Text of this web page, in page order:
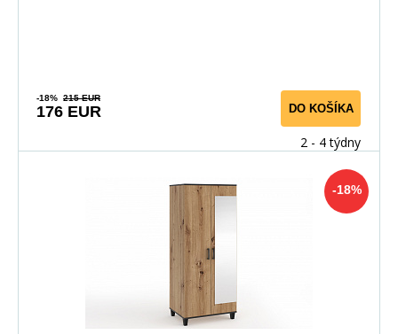
-18% 215 EUR
176 EUR DO KOŠÍKA
2 - 4 týdny
-18%